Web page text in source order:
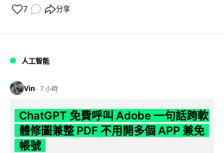
7 分享
人工智能
Vin 7 小時
ChatGPT 免費呼叫 Adobe 一句話跨軟
體修圖兼整 PDF 不用開多個 APP 兼免
帳號